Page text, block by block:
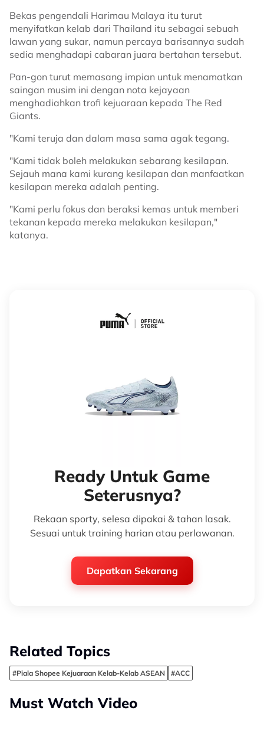
Bekas pengendali Harimau Malaya itu turut
menyifatkan kelab dari Thailand itu sebagai sebuah
lawan yang sukar, namun percaya barisannya sudah
sedia menghadapi cabaran juara bertahan tersebut.
Pan-gon turut memasang impian untuk menamatkan
saingan musim ini dengan nota kejayaan
menghadiahkan trofi kejuaraan kepada The Red
Giants.
"Kami teruja dan dalam masa sama agak tegang.
"Kami tidak boleh melakukan sebarang kesilapan.
Sejauh mana kami kurang kesilapan dan manfaatkan
kesilapan mereka adalah penting.
"Kami perlu fokus dan beraksi kemas untuk memberi
tekanan kepada mereka melakukan kesilapan,"
katanya.
Ready Untuk Game
Seterusnya?
Rekaan sporty, selesa dipakai & tahan lasak.
Sesuai untuk training harian atau perlawanan.
Dapatkan Sekarang
Related Topics
#Piala Shopee Kejuaraan Kelab-Kelab ASEAN #ACC
Must Watch Video